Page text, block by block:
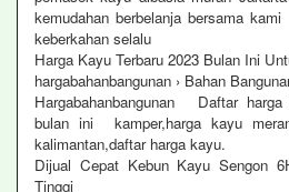
kemudahan berbelanja bersama
keberkahan selalu
Harga Kayu Terbaru 2023 Bulan Ini
hargabahanbangunan › Bahan
Hargabahanbangunan Daftar
bulan ini kamper,harga kayu
kalimantan,daftar harga kayu.
Dijual Cepat Kebun Kayu Sengon
Tinggi